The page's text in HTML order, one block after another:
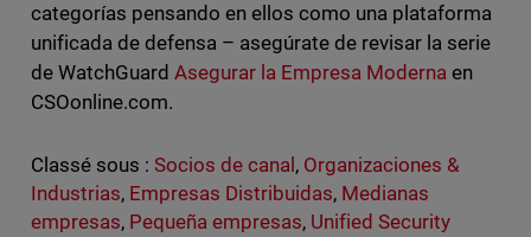
categorías pensando en ellos como una plataforma
unificada de defensa – asegúrate de revisar la serie
de WatchGuard Asegurar la Empresa Moderna en
CSOonline.com.
Classé sous : Socios de canal , Organizaciones &
Industrias, Empresas Distribuidas, Medianas
empresas, Pequeña empresas, Unified Security